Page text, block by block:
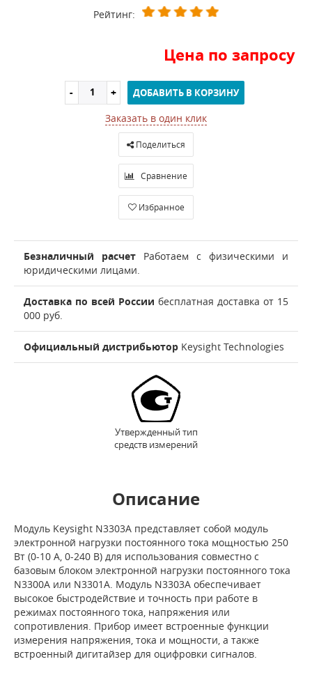
Рейтинг:
Цена по запросу
ДОБАВИТЬ В КОРЗИНУ
Заказать в один клик
Поделиться
Сравнение
Избранное
Безналичный расчет Работаем с физическими и
юридическими лицами.
Доставка по всей России бесплатная доставка от 15
000 руб.
Официальный дистрибьютор Keysight Technologies
Утвержденный тип
средств измерений
Описание
Модуль Keysight N3303A представляет собой модуль
электронной нагрузки постоянного тока мощностью 250
Вт (0-10 А, 0-240 В) для использования совместно с
базовым блоком электронной нагрузки постоянного тока
N3300A или N3301A. Модуль N3303A обеспечивает
высокое быстродействие и точность при работе в
режимах постоянного тока, напряжения или
сопротивления. Прибор имеет встроенные функции
измерения напряжения, тока и мощности, а также
встроенный дигитайзер для оцифровки сигналов.